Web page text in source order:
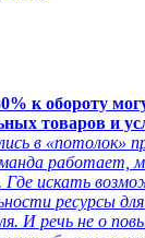
к обороту
товаров и
в «потолок»
работает,
Где искать
ресурсы
И речь не о